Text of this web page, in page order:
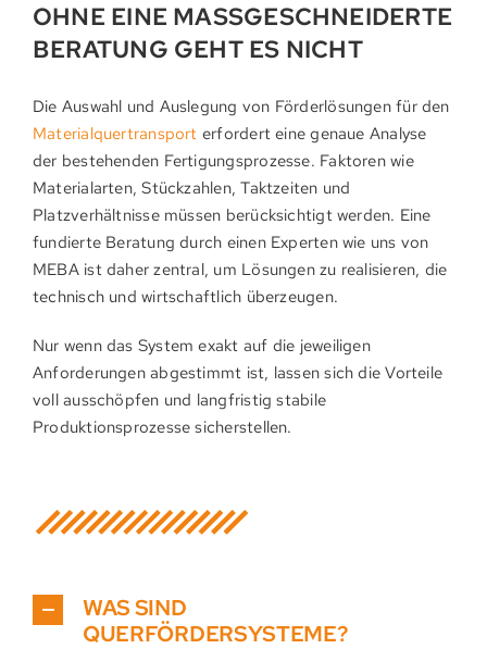
OHNE EINE MASSGESCHNEIDERTE B
ERATUNG GEHT ES NICHT
Die Auswahl und Auslegung von Förderlösungen für den
Materialquertransport erfordert eine genaue Analyse
der bestehenden Fertigungsprozesse. Faktoren wie
Materialarten, Stückzahlen, Taktzeiten und
Platzverhältnisse müssen berücksichtigt werden. Eine
fundierte Beratung durch einen Experten wie uns von
MEBA ist daher zentral, um Lösungen zu realisieren, die
technisch und wirtschaftlich überzeugen.
Nur wenn das System exakt auf die jeweiligen
Anforderungen abgestimmt ist, lassen sich die Vorteile
voll ausschöpfen und langfristig stabile
Produktionsprozesse sicherstellen.
WAS SIND
QUERFÖRDERSYSTEME?